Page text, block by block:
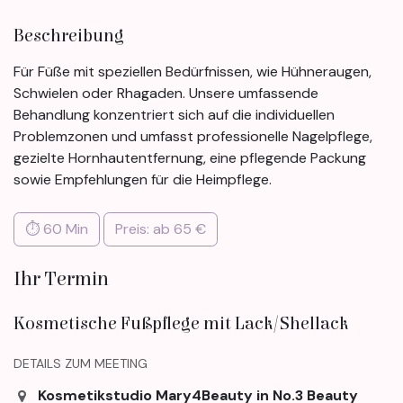
Beschreibung
Für Füße mit speziellen Bedürfnissen, wie Hühneraugen,
Schwielen oder Rhagaden. Unsere umfassende
Behandlung konzentriert sich auf die individuellen
Problemzonen und umfasst professionelle Nagelpflege,
gezielte Hornhautentfernung, eine pflegende Packung
sowie Empfehlungen für die Heimpflege.
⏱ 60 Min Preis: ab 65 €
Ihr Termin
Kosmetische Fußpflege mit Lack/Shellack
DETAILS ZUM MEETING
Kosmetikstudio Mary4Beauty in No.3 Beauty